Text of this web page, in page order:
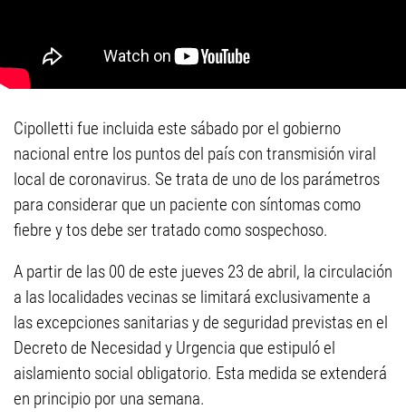
Cipolletti fue incluida este sábado por el gobierno
nacional entre los puntos del país con transmisión viral
local de coronavirus. Se trata de uno de los parámetros
para considerar que un paciente con síntomas como
fiebre y tos debe ser tratado como sospechoso.
A partir de las 00 de este jueves 23 de abril, la circulación
a las localidades vecinas se limitará exclusivamente a
las excepciones sanitarias y de seguridad previstas en el
Decreto de Necesidad y Urgencia que estipuló el
aislamiento social obligatorio. Esta medida se extenderá
en principio por una semana.